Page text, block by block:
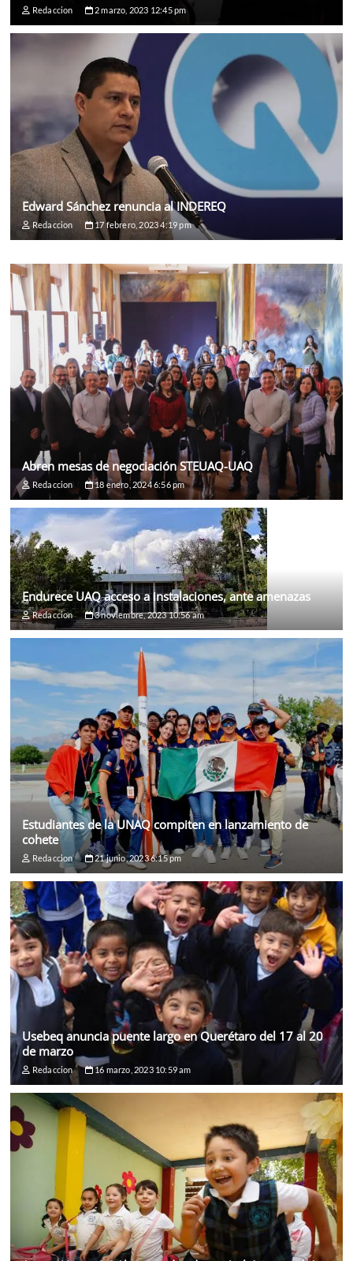
Redaccion 2 marzo, 2023 12:45 pm
Edward Sánchez renuncia al INDEREQ
Redaccion 17 febrero, 2023 4:19 pm
Abren mesas de negociación STEUAQ-UAQ
Redaccion 18 enero, 2024 6:56 pm
Endurece UAQ acceso a instalaciones, ante amenazas
Redaccion 3 noviembre, 2023 10:56 am
Estudiantes de la UNAQ compiten en lanzamiento de
cohete
Redaccion 21 junio, 2023 6:15 pm
Usebeq anuncia puente largo en Querétaro del 17 al 20
de marzo
Redaccion 16 marzo, 2023 10:59 am